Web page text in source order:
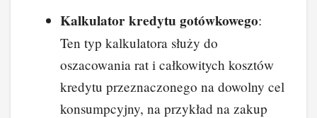
Kalkulator kredytu gotówkowego:
Ten typ kalkulatora służy do
oszacowania rat i całkowitych kosztów
kredytu przeznaczonego na dowolny cel
konsumpcyjny, na przykład na zakup